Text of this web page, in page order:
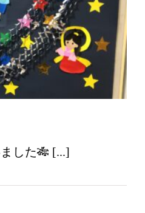
した🎋 [...]